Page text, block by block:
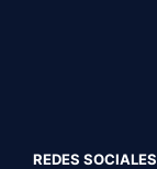
REDES SOCIALES